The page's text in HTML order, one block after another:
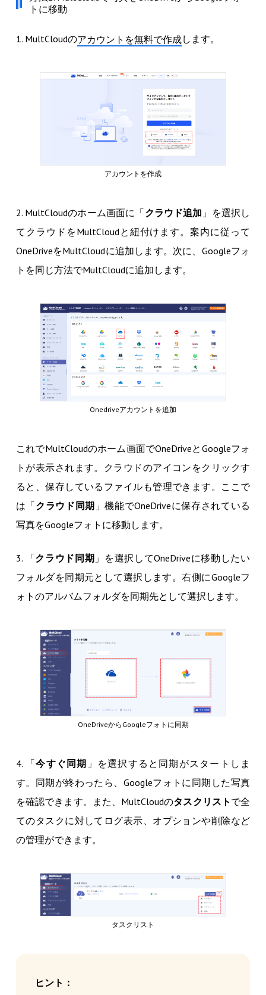
トに移動
1. MultCloudのアカウントを無料で作成します。
アカウントを作成
2. MultCloudのホーム画面に「クラウド追加 」を選択し
てクラウドをMultCloudと紐付けます。案内に従って
OneDriveをMultCloudに追加します。次に、Googleフォ
トを同じ方法でMultCloudに追加します。
Onedriveアカウントを追加
これでMultCloudのホーム画面でOneDriveとGoogleフォ
トが表示されます。クラウドのアイコンをクリックす
ると、保存しているファイルも管理できます。ここで
は「クラウド同期 」機能でOneDriveに保存されている
写真をGoogleフォトに移動します。
3. 「クラウド同期 」を選択してOneDriveに移動したい
フォルダを同期元として選択します。右側にGoogleフ
ォトのアルバムフォルダを同期先として選択します。
OneDriveからGoogleフォトに同期
4. 「今すぐ同期 」を選択すると同期がスタートしま
す。同期が終わったら、Googleフォトに同期した写真
を確認できます。また、MultCloudのタスクリスト で全
てのタスクに対してログ表示、オプションや削除など
の管理ができます。
タスクリスト
ヒント：